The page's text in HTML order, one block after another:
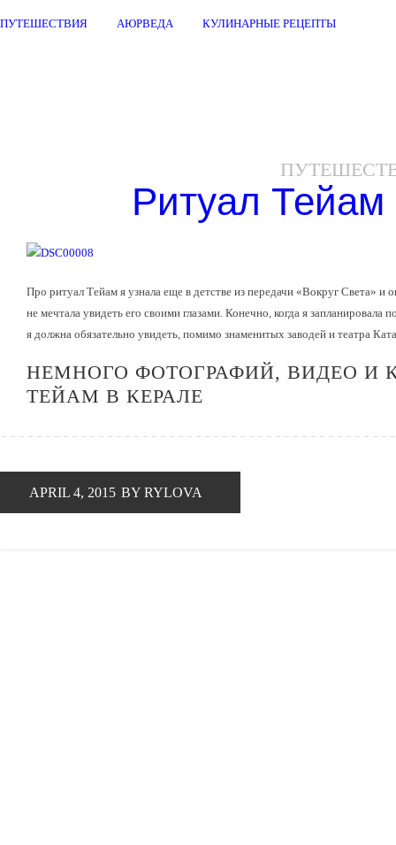
ПУТЕШЕСТВИЯ АЮРВЕДА КУЛИНАРНЫЕ РЕЦЕПТЫ
Ритуал Тейам
Про ритуал Тейам я узнала еще в детстве из передачи «Вокруг Света» и
не мечтала увидеть его своими глазами. Конечно, когда я
я должна обязательно увидеть, помимо знаменитых заводей и театра
НЕМНОГО ФОТОГРАФИЙ, ВИДЕО И
ТЕЙАМ В КЕРАЛЕ
APRIL 4, 2015 BY RYLOVA